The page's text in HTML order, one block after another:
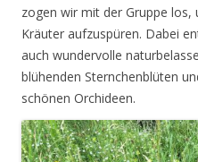
zogen wir mit der Gruppe los,
Kräuter aufzuspüren. Dabei
auch wundervolle
blühenden Sternchenblüten
schönen Orchideen.